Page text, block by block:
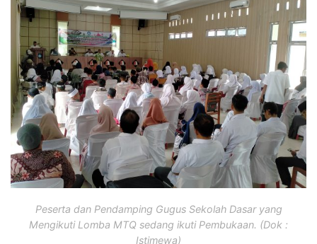
Peserta dan Pendamping Gugus Sekolah Dasar yang
Mengikuti Lomba MTQ sedang ikuti Pembukaan. (Dok :
Istimewa)